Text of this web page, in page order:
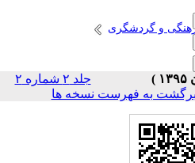
و گردشگری
جلد ۲ شماره ۲
به فهرست نسخه ها